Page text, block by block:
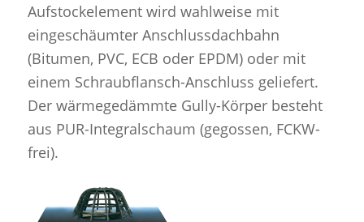
Aufstockelement wird wahlweise mit
eingeschäumter Anschlussdachbahn
(Bitumen, PVC, ECB oder EPDM) oder mit
einem Schraubflansch-Anschluss geliefert.
Der wärmegedämmte Gully-Körper besteht
aus PUR-Integralschaum (gegossen, FCKW-
frei).